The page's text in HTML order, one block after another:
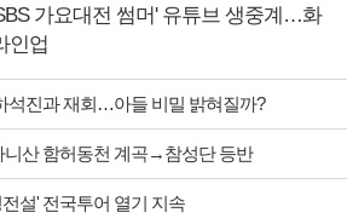
가요대전 썸머' 유튜브 생중계…화
인업
석진과 재회…아들 비밀 밝혀질까?
니산 함허동천 계곡→참성단 등반
설' 전국투어 열기 지속